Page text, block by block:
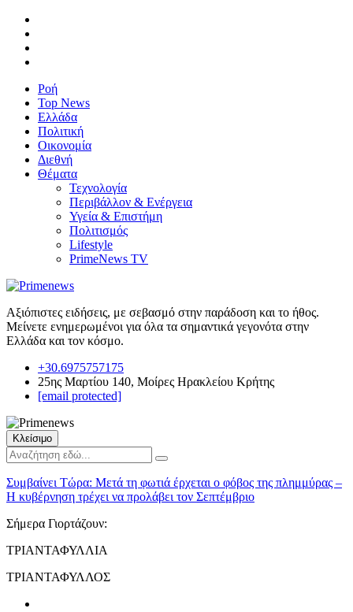
Ροή
Top News
Ελλάδα
Πολιτική
Οικονομία
Διεθνή
Θέματα
Τεχνολογία
Περιβάλλον & Ενέργεια
Υγεία & Επιστήμη
Πολιτισμός
Lifestyle
PrimeNews TV
Αξιόπιστες ειδήσεις, με σεβασμό στην παράδοση και το ήθος.
Μείνετε ενημερωμένοι για όλα τα σημαντικά γεγονότα στην
Ελλάδα και τον κόσμο.
+30.6975757175
25ης Μαρτίου 140, Μοίρες Ηρακλείου Κρήτης
[email protected]
Κλείσιμο
Συμβαίνει Τώρα: Μετά τη φωτιά έρχεται ο φόβος της πλημμύρας –
Η κυβέρνηση τρέχει να προλάβει τον Σεπτέμβριο
Σήμερα Γιορτάζουν:
ΤΡΙΑΝΤΑΦΥΛΛΙΑ
ΤΡΙΑΝΤΑΦΥΛΛΟΣ